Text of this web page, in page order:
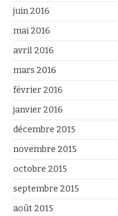
juin 2016
mai 2016
avril 2016
mars 2016
février 2016
janvier 2016
décembre 2015
novembre 2015
octobre 2015
septembre 2015
août 2015